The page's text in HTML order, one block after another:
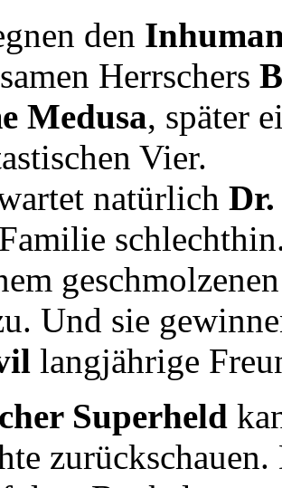
den
Herrschers
Medusa, später
Vier.
natürlich
Und sie
langjährige
Superheld